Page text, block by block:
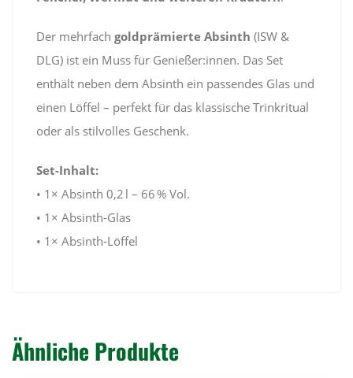
Der mehrfach goldprämierte Absinth (ISW &
DLG) ist ein Muss für Genießer:innen. Das Set
enthält neben dem Absinth ein passendes Glas und
einen Löffel – perfekt für das klassische Trinkritual
oder als stilvolles Geschenk.
Set-Inhalt:
• 1× Absinth 0,2 l – 66 % Vol.
• 1× Absinth-Glas
• 1× Absinth-Löffel
Ähnliche Produkte